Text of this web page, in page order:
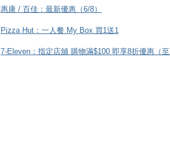
惠康 / 百佳：最新優惠（6/8）
Pizza Hut：一人餐 My Box 買1送1
7-Eleven：指定店舖 購物滿$100 即享8折優惠（至